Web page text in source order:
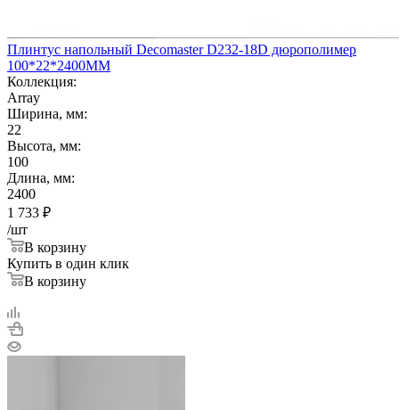
Плинтус напольный Decomaster D232-18D дюрополимер
100*22*2400ММ
Коллекция:
Array
Ширина, мм:
22
Высота, мм:
100
Длина, мм:
2400
1 733 ₽
/шт
В корзину
Купить в один клик
В корзину